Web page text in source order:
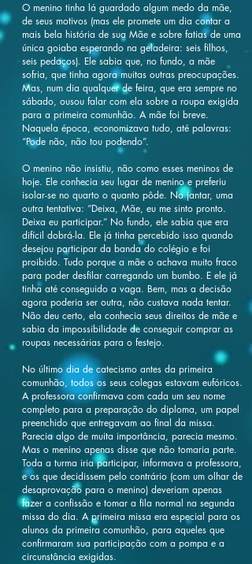
O menino tinha lá guardado algum medo da mãe,
de seus motivos (mas ele promete um dia contar a
mais bela história de sua Mãe e sobre fatias de uma
única goiaba esperando na geladeira: seis filhos,
seis pedaços). Ele sabia que, no fundo, a mãe
sofria, que tinha agora muitas outras preocupações.
Mas, num dia qualquer de feira, que era sempre no
sábado, ousou falar com ela sobre a roupa exigida
para a primeira comunhão. A mãe foi breve.
Naquela época, economizava tudo, até palavras:
“Pode não, não tou podendo”.
O menino não insistiu, não como esses meninos de
hoje. Ele conhecia seu lugar de menino e preferiu
isolar-se no quarto o quanto pôde. No jantar, uma
outra tentativa: “Deixa, Mãe, eu me sinto pronto.
Deixa eu participar.” No fundo, ele sabia que era
difícil dobrá-la. Ele já tinha percebido isso quando
desejou participar da banda do colégio e foi
proibido. Tudo porque a mãe o achava muito fraco
para poder desfilar carregando um bumbo. E ele já
tinha até conseguido a vaga. Bem, mas a decisão
agora poderia ser outra, não custava nada tentar.
Não deu certo, ela conhecia seus direitos de mãe e
sabia da impossibilidade de conseguir comprar as
roupas necessárias para o festejo.
No último dia de catecismo antes da primeira
comunhão, todos os seus colegas estavam eufóricos.
A professora confirmava com cada um seu nome
completo para a preparação do diploma, um papel
preenchido que entregavam ao final da missa.
Parecia algo de muita importância, parecia mesmo.
Mas o menino apenas disse que não tomaria parte.
Toda a turma iria participar, informava a professora,
e os que decidissem pelo contrário (com um olhar de
desaprovação para o menino) deveriam apenas
fazer a confissão e tomar a fila normal na segunda
missa do dia. A primeira missa era especial para os
alunos da primeira comunhão, para aqueles que
confirmaram sua participação com a pompa e a
circunstância exigidas.